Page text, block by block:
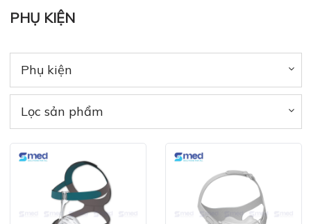
PHỤ KIỆN
Phụ kiện
Lọc sản phẩm